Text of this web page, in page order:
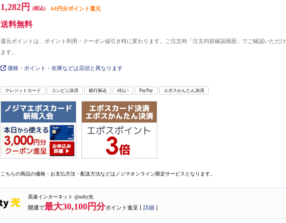
1,282円 (税込) 64円分ポイント還元
送料無料
還元ポイントは、ポイント利用・クーポン値引き時に変わります。ご注文時「注文内容確認画面」でご確認いただけ
ます。
価格・ポイント・在庫などは店頭と異なります
クレジットカード コンビニ決済 銀行振込 d払い PayPay エポスかんたん決済
こちらの商品の価格・お支払方法・配送方法などはノジマオンライン限定サービスとなります。
高速インターネット @nifty光
開通で最大30,100円分ポイント進呈 [ 詳細 ]